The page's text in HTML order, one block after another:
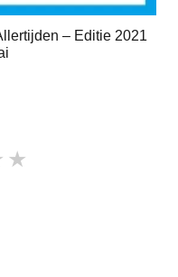
– Editie 2021